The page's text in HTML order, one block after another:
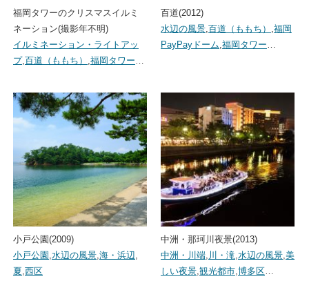
福岡タワーのクリスマスイルミ
ネーション(撮影年不明)
イルミネーション・ライトアッ
プ,百道（ももち） ,福岡タワー…
百道(2012)
水辺の風景,百道（ももち） ,福岡
PayPayドーム,福岡タワー…
小戸公園(2009)
小戸公園 ,水辺の風景,海・浜辺,
夏,西区
中洲・那珂川夜景(2013)
中洲・川端, 川・滝,水辺の風景,美
しい夜景,観光都市,博多区…